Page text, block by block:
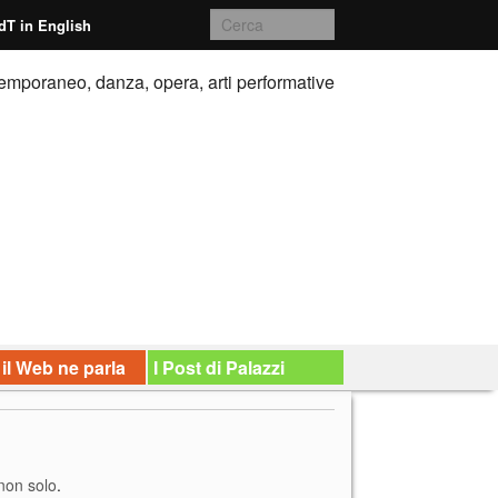
in English
danza, opera, arti performative
Web ne parla I Post di Palazzi
solo.